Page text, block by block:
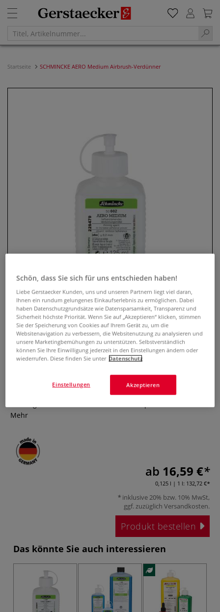
Startseite SCHMINCKE AERO Medium Airbrush-Verdünner
SCHMINCKE AERO Medium
Airbrush-Verdünner
0 Bewertungen
Haftverstärkendes Verdünnungsmittel für AERO COLOR®
Professional. Erhöht die Wisch- und Wasserbeständigkeit.
Mehr
ab 16,59 €
0,125 l | 1 l: 132,72 €
inklusive 20% bzw. 10% MwSt,
ggf. zuzüglich Versandkosten.
Produkt bestellen
Das könnte Sie auch interessieren
Schön, dass Sie sich für uns entschieden haben!
Liebe Gerstaecker Kunden, uns und unseren Partnern liegt viel daran,
Ihnen ein rundum gelungenes Einkaufserlebnis zu ermöglichen. Dabei
haben Datenschutzgrundsätze wie Datensparsamkeit, Transparenz und
Sicherheit höchste Priorität. Wenn Sie auf „Akzeptieren“ klicken, stimmen
Sie der Speicherung von Cookies auf Ihrem Gerät zu, um die
Websitenavigation zu verbessern, die Websitenutzung zu analysieren und
unsere Marketingbemühungen zu unterstützen. Selbstverständlich
können Sie Ihre Einwilligung jederzeit in den Einstellungen ändern oder
wiederrufen. Diese finden Sie unter Datenschutz
Akzeptieren
Einstellungen